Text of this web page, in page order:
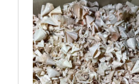
は
¥6,600
で
し
た。
格
は
¥5,500
で
す。